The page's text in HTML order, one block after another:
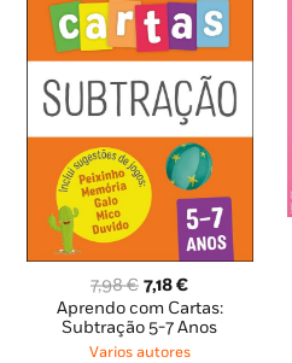
7,98€ O
preço
original
era:
7,18€O
preço
atual
é:
Aprendo com Cartas:
Subtração 5-7 Anos
Varios autores